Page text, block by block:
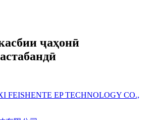
ҷаҳонӣ
FEISHENTE EP TECHNOLOGY CO.,